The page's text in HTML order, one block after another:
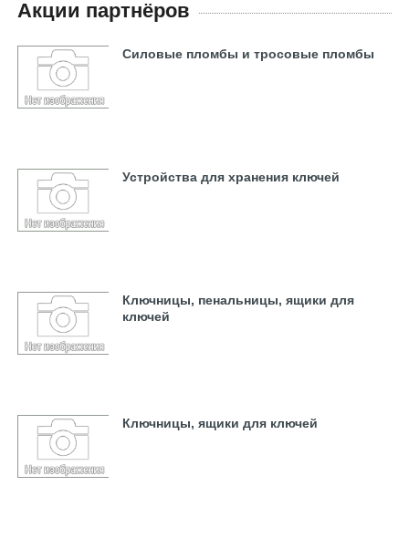
Акции партнёров
Силовые пломбы и тросовые пломбы
Устройства для хранения ключей
Ключницы, пенальницы, ящики для
ключей
Ключницы, ящики для ключей